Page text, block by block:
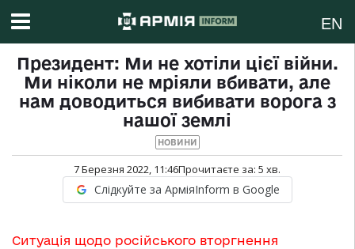
EN
Президент: Ми не хотіли цієї війни.
Ми ніколи не мріяли вбивати, але
нам доводиться вибивати ворога з
нашої землі
НОВИНИ
7 Березня 2022, 11:46Прочитаєте за: 5 хв.
Слідкуйте за АрміяInform в Google
Ситуація щодо російського вторгнення